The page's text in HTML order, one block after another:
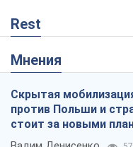
Rest
Мнения
Скрытая
против Польши и
стоит за новыми